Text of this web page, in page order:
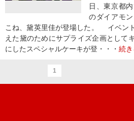
日、東京都
のダイアモ
こね、黛英里佳が登場した。 イベン
えた黛のためにサプライズ企画として
にしたスペシャルケーキが登・・・ 続
1